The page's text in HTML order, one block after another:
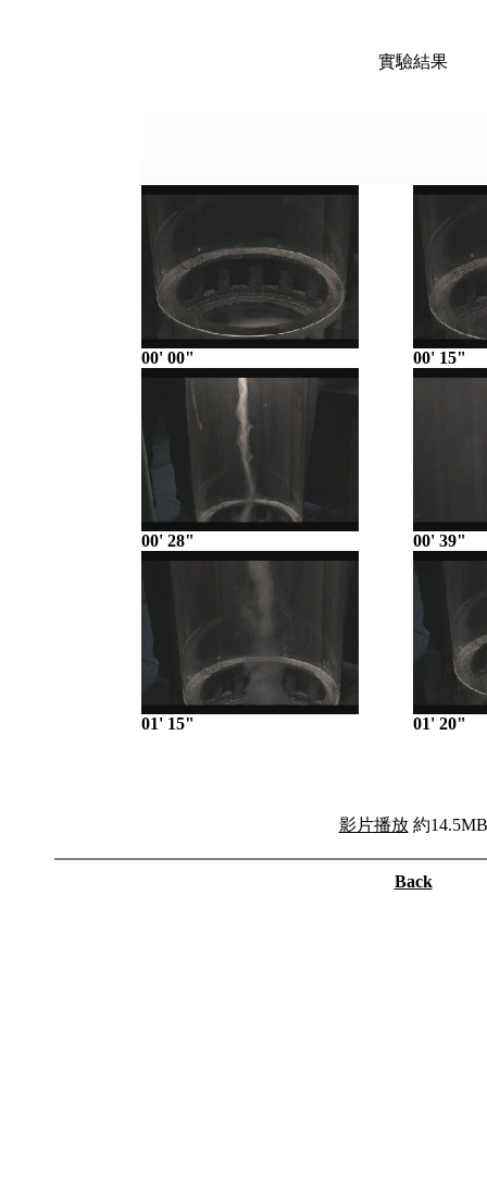
實驗結果
00' 00" 00' 15"
00' 28" 00' 39"
01' 15" 01' 20"
影片播放約14.5MB
Back